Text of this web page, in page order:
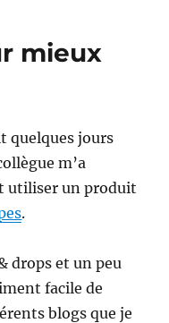
mieux
quelques jours
m’a
utiliser un produit
.
drops et un peu
facile de
blogs que je